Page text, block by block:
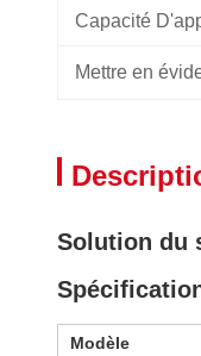
Capacité
Mettre en
Solution du
Modèle